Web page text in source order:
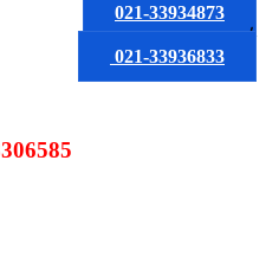
021-33934873
یا
021-33936833